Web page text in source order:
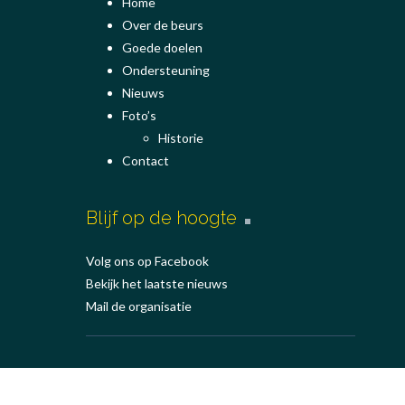
Over de beurs
Goede doelen
Ondersteuning
Nieuws
Foto’s
Historie
Contact
Blijf op de hoogte
Volg ons op Facebook
Bekijk het laatste nieuws
Mail de organisatie